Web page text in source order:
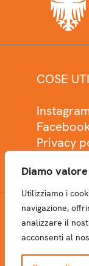
Diamo
Utilizziamo i
navigazione,
analizzare il
acconsenti al
COSE
Privacy